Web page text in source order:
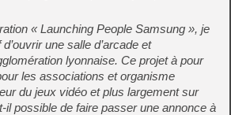
« Launching People Samsung », je
une salle d’arcade et
lyonnaise. Ce projet à pour
les associations et organisme
du jeux vidéo et plus largement sur
il possible de faire passer une annonce à